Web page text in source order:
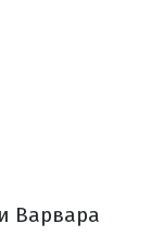
Варвара